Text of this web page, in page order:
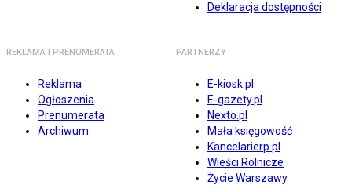
Deklaracja dostępności
REKLAMA I PRENUMERATA
Reklama
Ogłoszenia
Prenumerata
Archiwum
PARTNERZY
E-kiosk.pl
E-gazety.pl
Nexto.pl
Mała księgowość
Kancelarierp.pl
Wieści Rolnicze
Życie Warszawy